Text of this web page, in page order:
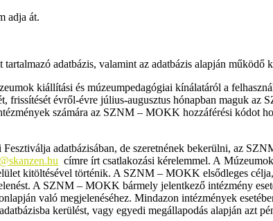
adja át.
adatbázis, valamint az adatbázis alapján működő
kiállítási és múzeumpedagógiai kínálatáról a
frissítését évről-évre július-augusztus hónapban maguk
számára az SZNM – MOKK hozzáférési kódot
adatbázisában, de szeretnének bekerülni, az
címre írt csatlakozási kérelemmel. A
kitöltésével történik. A SZNM – MOKK elsődleges
A SZNM – MOKK bármely jelentkező intézmény
való megjelenéséhez. Mindazon intézmények
kerülést, vagy egyedi megállapodás alapján azt